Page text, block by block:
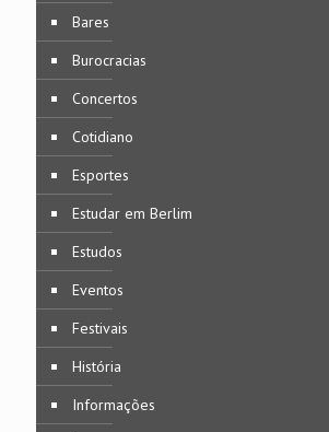
Bares
Burocracias
Concertos
Cotidiano
Esportes
Estudar em Berlim
Estudos
Eventos
Festivais
História
Informações